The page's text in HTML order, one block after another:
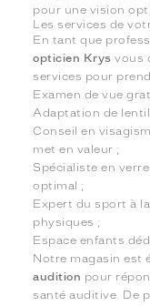
pour une vision
Les services de
En tant que
opticien Krys vous
services pour
Examen de vue
Adaptation de
Conseil en
met en valeur ;
Spécialiste en
optimal ;
Expert du sport à
physiques ;
Espace enfants
Notre magasin est
audition pour
santé auditive. De